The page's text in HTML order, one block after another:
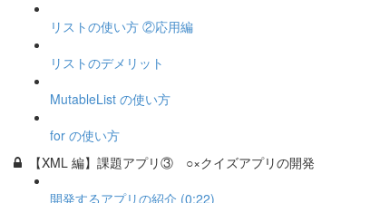
リストの使い方 ②応用編
リストのデメリット
MutableList の使い方
for の使い方
【XML 編】課題アプリ③ ○×クイズアプリの開発
開発するアプリの紹介 (0:22)